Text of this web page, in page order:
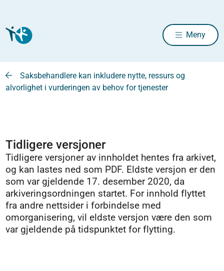
Meny
Saksbehandlere kan inkludere nytte, ressurs og
alvorlighet i vurderingen av behov for tjenester
Tidligere versjoner
Tidligere versjoner av innholdet hentes fra arkivet,
og kan lastes ned som PDF. Eldste versjon er den
som var gjeldende 17. desember 2020, da
arkiveringsordningen startet. For innhold flyttet
fra andre nettsider i forbindelse med
omorganisering, vil eldste versjon være den som
var gjeldende på tidspunktet for flytting.